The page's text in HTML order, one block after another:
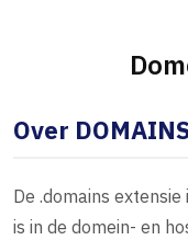
Over
De .domains
is in de domein- en